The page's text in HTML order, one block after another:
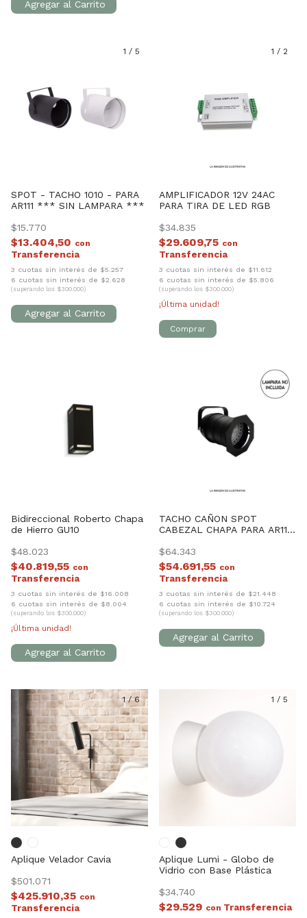
1 / 5
SPOT - TACHO 1010 - PARA
AR111 *** SIN LAMPARA ***
$15.770
$13.404,50 con
3 cuotas sin interés de $5.257
6 cuotas sin interés de $2.628
(superando los $300.000)
1 / 2
AMPLIFICADOR 12V 24AC
PARA TIRA DE LED RGB
$34.835
$29.609,75 con
3 cuotas sin interés de $11.612
6 cuotas sin interés de $5.806
(superando los $300.000)
¡Última unidad!
Bidireccional Roberto Chapa
de Hierro GU10
$48.023
$40.819,55 con
3 cuotas sin interés de $16.008
6 cuotas sin interés de $8.004
(superando los $300.000)
¡Última unidad!
TACHO CAÑON SPOT
CABEZAL CHAPA PARA AR111
$64.343
$54.691,55 con
3 cuotas sin interés de $21.448
6 cuotas sin interés de $10.724
(superando los $300.000)
1/6
Aplique Velador Cavia
$501.071
$425.910,35 con
1 / 5
Aplique Lumi - Globo de
Vidrio con Base Plástica
$34.740
$29.529 con